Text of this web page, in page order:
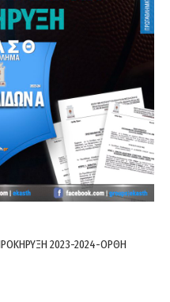
2023-2024-ΟΡΘΗ